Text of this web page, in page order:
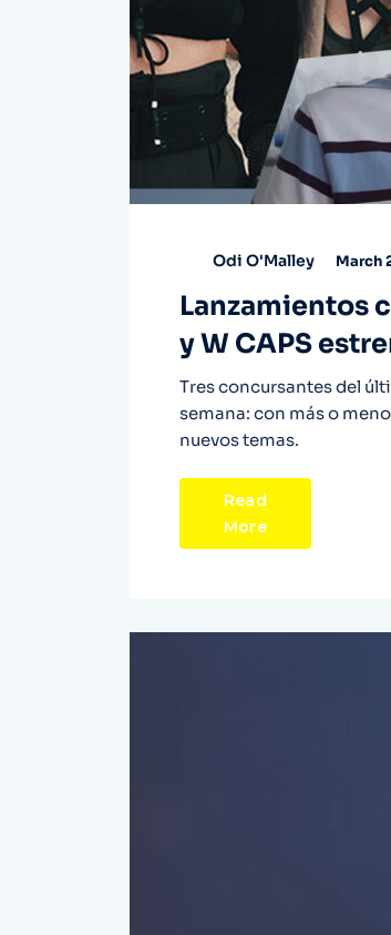
Odi O'Malley March
Lanzamientos
y W CAPS
Tres concursantes del
semana: con más o
nuevos temas.
Read
More